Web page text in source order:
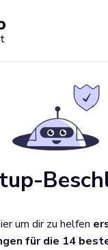
um dir zu helfen
für die 14